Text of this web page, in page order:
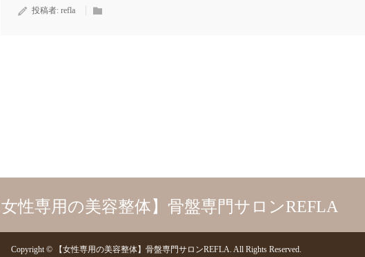
投稿者: refla
Copyright© 【女性専用の美容整体】骨盤専門サロンREFLA. All Rights Reserved.